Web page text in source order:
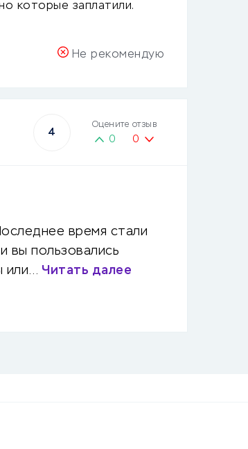
которые заплатили.
Не рекомендую
4
Оцените отзыв
0 0
время стали
вы пользовались
или… Читать далее